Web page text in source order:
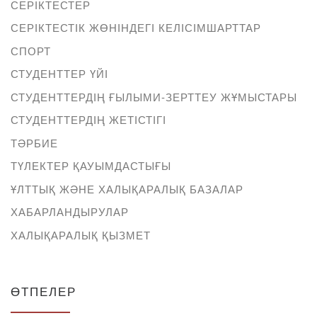
СЕРІКТЕСТЕР
СЕРІКТЕСТІК ЖӨНІНДЕГІ КЕЛІСІМШАРТТАР
СПОРТ
СТУДЕНТТЕР ҮЙІ
СТУДЕНТТЕРДІҢ ҒЫЛЫМИ-ЗЕРТТЕУ ЖҰМЫСТАРЫ
СТУДЕНТТЕРДІҢ ЖЕТІСТІГІ
ТӘРБИЕ
ТҮЛЕКТЕР ҚАУЫМДАСТЫҒЫ
ҰЛТТЫҚ ЖӘНЕ ХАЛЫҚАРАЛЫҚ БАЗАЛАР
ХАБАРЛАНДЫРУЛАР
ХАЛЫҚАРАЛЫҚ ҚЫЗМЕТ
ӨТПЕЛЕР